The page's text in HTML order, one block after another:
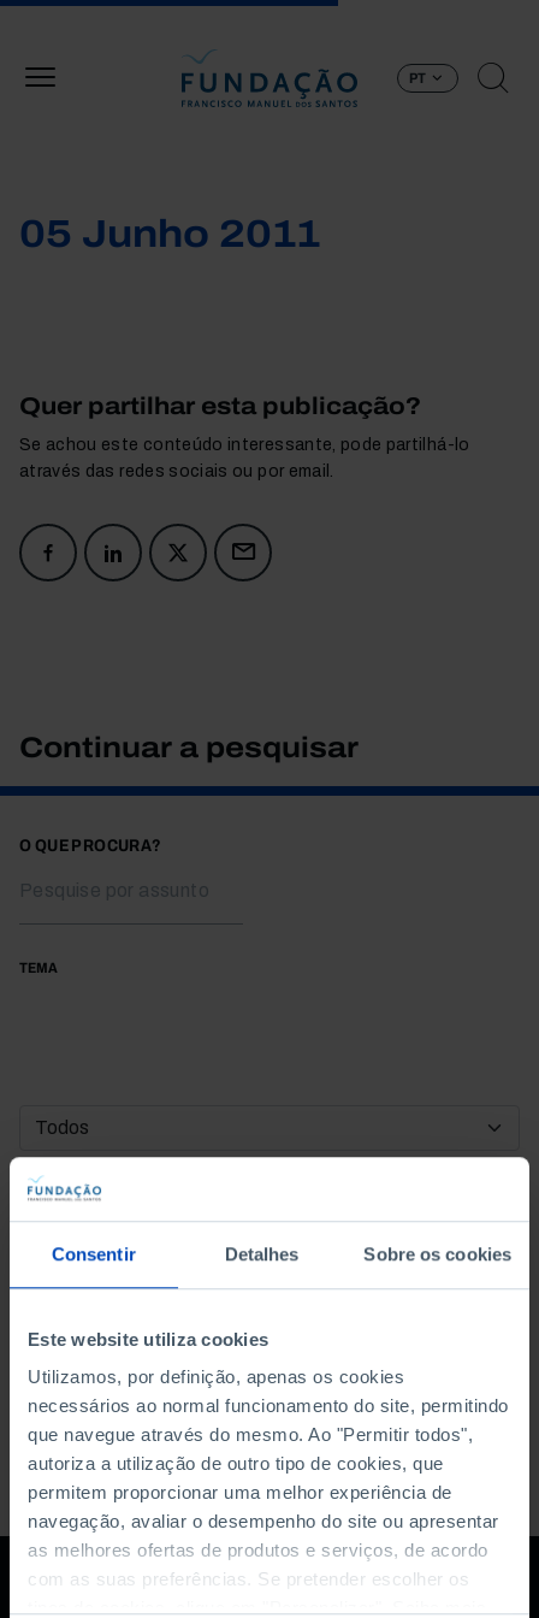
Consentir Detalhes Sobre os cookies
Este website utiliza cookies
Utilizamos, por definição, apenas os cookies
necessários ao normal funcionamento do site, permitindo
que navegue através do mesmo. Ao "Permitir todos",
autoriza a utilização de outro tipo de cookies, que
permitem proporcionar uma melhor experiência de
navegação, avaliar o desempenho do site ou apresentar
as melhores ofertas de produtos e serviços, de acordo
com as suas preferências. Se pretender escolher os
PT
05 Junho 2011
Quer partilhar esta publicação?
Se achou este conteúdo interessante, pode partilhá-lo
através das redes sociais ou por email.
Continuar a pesquisar
O QUE PROCURA?
TEMA
DATA DE INÍCIO
DATA DE FIM